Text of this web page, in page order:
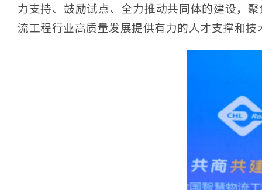
力支持、鼓励试点、全力推动共同体的建设，
流工程行业高质量发展提供有力的人才支撑和技